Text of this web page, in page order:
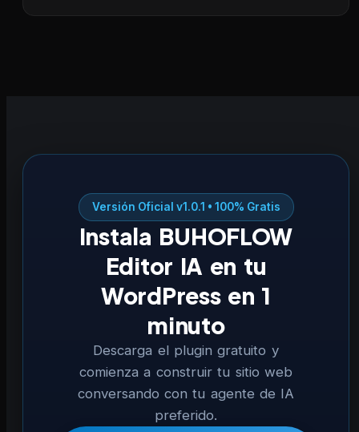
Versión Oficial v1.0.1 • 100% Gratis
Instala BUHOFLOW
Editor IA en tu
WordPress en 1
minuto
Descarga el plugin gratuito y
comienza a construir tu sitio web
conversando con tu agente de IA
preferido.